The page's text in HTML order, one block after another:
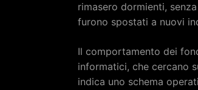
rimasero dormienti,
furono spostati a nuovi
Il comportamento dei
informatici, che cercano
indica uno schema